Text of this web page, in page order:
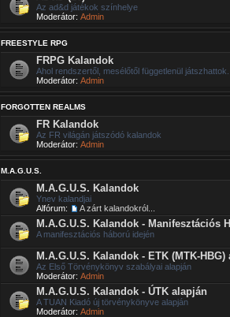
Az ad&d játékok színhelye
Moderátor: Admin
FREESTYLE RPG
FRPG Kalandok
Ahol rendszertől, mesélőtől függetlenül játszhattok.
Moderátor: Admin
FORGOTTEN REALMS
FR Kalandok
Az FR világán játszódó kalandok
Moderátor: Admin
M.A.G.U.S.
M.A.G.U.S. Kalandok
Ynev kalandjai
Alfórum:
A zárt kalandokról...
M.A.G.U.S. Kalandok - Manifesztációs
A manifesztációs háború idején
M.A.G.U.S. Kalandok - ETK (MTK-HBG)
Az Első Törvénykönyv szabályai alapján
Moderátor: Admin
M.A.G.U.S. Kalandok - ÚTK alapján
A TUAN Kiadó új törvénykönyve alapján
Moderátor: Admin